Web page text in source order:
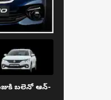
బలెనో ఆన్-